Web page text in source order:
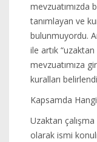
mevzuatımızda
tanımlayan ve
bulunmuyordu.
ile artık
mevzuatımıza
kuralları
Kapsamda
Uzaktan çalışma
olarak ismi